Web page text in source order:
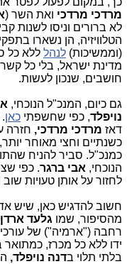
מרדכי מרדכי ואת השר (
לא ברורים וניסו לשנות
הטלוויזיה, הן נשארו
(וממשיכות) לנהל ללא כל
מדינת ישראל, בלי כל
חושבים, שנכון לעשות.
גם כיום, המנכ"ל הנוכחי,
נויפלד, כפי שחשפתי כאן
דאז מרדכי מרדכי, חזרה
כשנתיים וחצי מאוחר
כמנכ"ל. סביר להניח
הנוכחי, אבי ברגר. כפי
לחזור על אותן טעויות שוב
חשוב להדגיש כאן, שיש
מהסיפור, שמו גלעד ארדן
רחבה ("ארמיה") של עורכי
ידו ללא כל מכרז,
בלתי תלוי בדנה נויפלד,